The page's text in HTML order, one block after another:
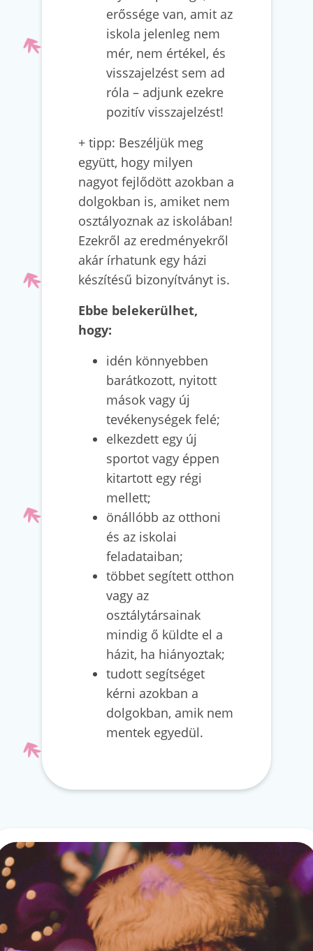
erőssége van, amit az
iskola jelenleg nem
mér, nem értékel, és
visszajelzést sem ad
róla – adjunk ezekre
pozitív visszajelzést!
+ tipp: Beszéljük meg
együtt, hogy milyen
nagyot fejlődött azokban a
dolgokban is, amiket nem
osztályoznak az iskolában!
Ezekről az eredményekről
akár írhatunk egy házi
készítésű bizonyítványt is.
Ebbe belekerülhet,
hogy:
idén könnyebben
barátkozott, nyitott
mások vagy új
tevékenységek felé;
elkezdett egy új
sportot vagy éppen
kitartott egy régi
mellett;
önállóbb az otthoni
és az iskolai
feladataiban;
többet segített otthon
vagy az
osztálytársainak
mindig ő küldte el a
házit, ha hiányoztak;
tudott segítséget
kérni azokban a
dolgokban, amik nem
mentek egyedül.